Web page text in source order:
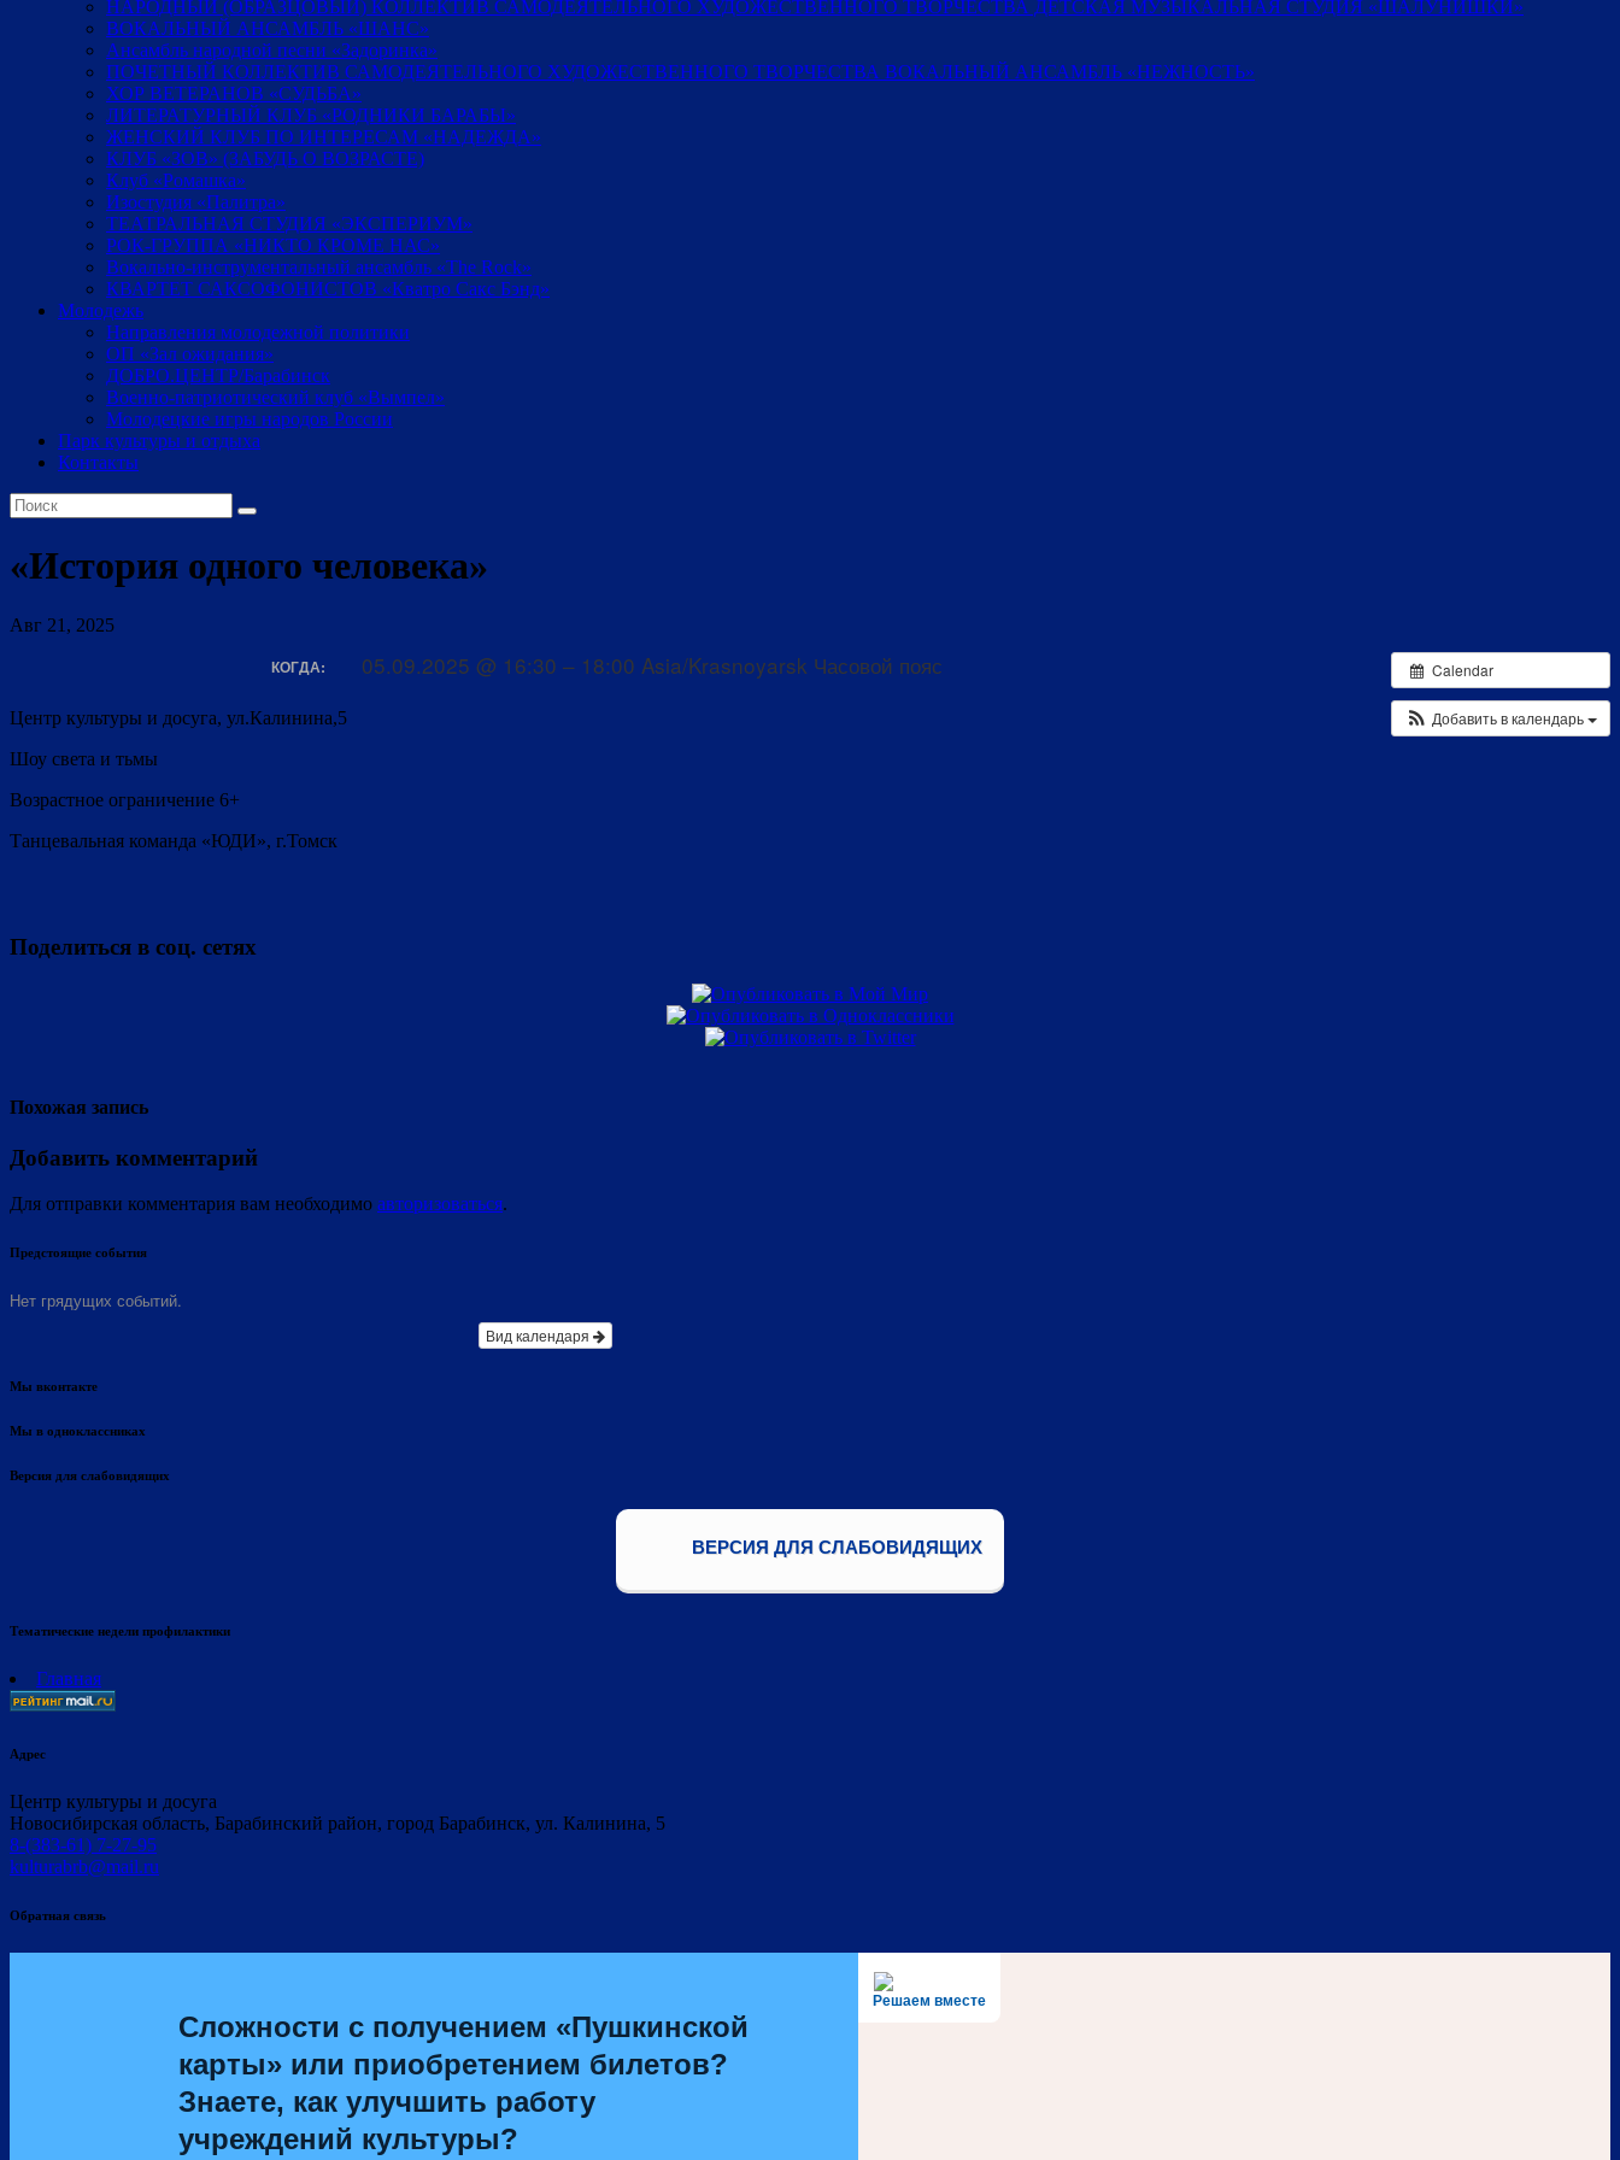
НАРОДНЫЙ (ОБРАЗЦОВЫЙ) КОЛЛЕКТИВ САМОДЕЯТЕЛЬНОГО ХУДОЖЕСТВЕННОГО ТВОРЧЕСТВА ДЕТСКАЯ МУЗЫКАЛЬНАЯ СТУДИЯ «ШАЛУНИШКИ»
ВОКАЛЬНЫЙ АНСАМБЛЬ «ШАНС»
Ансамбль народной песни «Задоринка»
ПОЧЕТНЫЙ КОЛЛЕКТИВ САМОДЕЯТЕЛЬНОГО ХУДОЖЕСТВЕННОГО ТВОРЧЕСТВА ВОКАЛЬНЫЙ АНСАМБЛЬ «НЕЖНОСТЬ»
ХОР ВЕТЕРАНОВ «СУДЬБА»
ЛИТЕРАТУРНЫЙ КЛУБ «РОДНИКИ БАРАБЫ»
ЖЕНСКИЙ КЛУБ ПО ИНТЕРЕСАМ «НАДЕЖДА»
КЛУБ «ЗОВ» (ЗАБУДЬ О ВОЗРАСТЕ)
Клуб «Ромашка»
Изостудия «Палитра»
ТЕАТРАЛЬНАЯ СТУДИЯ «ЭКСПЕРИУМ»
РОК-ГРУППА «НИКТО КРОМЕ НАС»
Вокально-инструментальный ансамбль «The Rock»
КВАРТЕТ САКСОФОНИСТОВ «Кватро Сакс Бэнд»
Молодежь
Направления молодежной политики
ОП «Зал ожидания»
ДОБРО.ЦЕНТР/Барабинск
Военно-патриотический клуб «Вымпел»
Молодецкие игры народов России
Парк культуры и отдыха
Контакты
«История одного человека»
Авг 21, 2025
Calendar
Добавить в календарь
КОГДА: 05.09.2025 @ 16:30 – 18:00 Asia/Krasnoyarsk Часовой пояс
Центр культуры и досуга, ул.Калинина,5
Шоу света и тьмы
Возрастное ограничение 6+
Танцевальная команда «ЮДИ», г.Томск
Поделиться в соц. сетях
Похожая запись
Добавить комментарий
Для отправки комментария вам необходимо авторизоваться.
Предстоящие события
Нет грядущих событий.
Вид календаря
Мы вконтакте
Мы в одноклассниках
Версия для слабовидящих
ВЕРСИЯ ДЛЯ СЛАБОВИДЯЩИХ
Тематические недели профилактики
Главная
Адрес
Центр культуры и досуга
Новосибирская область, Барабинский район, город Барабинск, ул. Калинина, 5
8-(383-61) 7-27-95
kulturabrb@mail.ru
Обратная связь
Решаем вместе
Сложности с получением «Пушкинской
карты» или приобретением билетов?
Знаете, как улучшить работу
учреждений культуры?